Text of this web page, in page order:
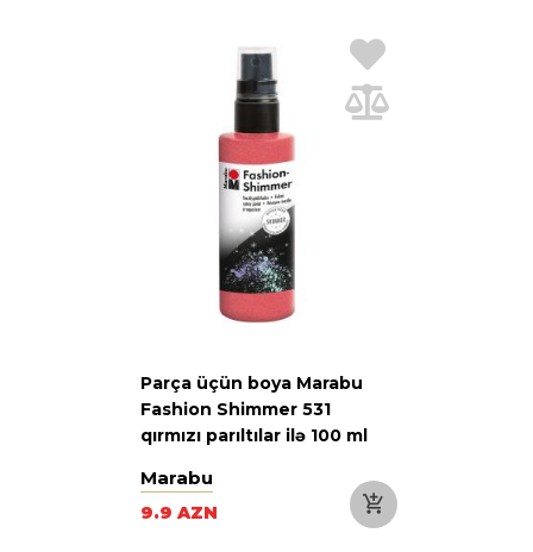
Parça üçün boya Marabu
Fashion Shimmer 531
qırmızı parıltılar ilə 100 ml
Marabu
9.9 AZN